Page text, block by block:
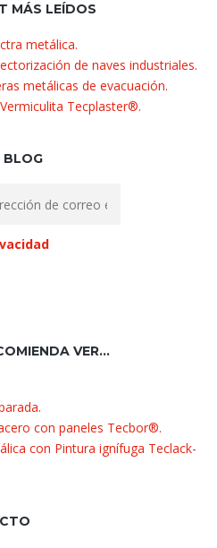
MÁS LEÍDOS
metálica.
de naves industriales.
metálicas de evacuación.
Tecplaster®.
BLOG
VER…
con paneles Tecbor®.
con Pintura ignífuga Teclack-